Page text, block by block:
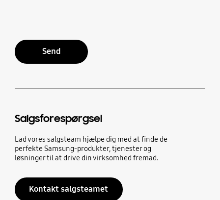
Send
Salgsforespørgsel
Lad vores salgsteam hjælpe dig med at finde de
perfekte Samsung-produkter, tjenester og
løsninger til at drive din virksomhed fremad.
Kontakt salgsteamet